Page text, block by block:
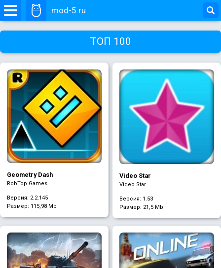
mod-5.ru
ТОП 100
Geometry Dash
RobTop Games
Версия: 2.2.145
Размер: 115,98 Mb
Video Star
Video Star
Версия: 1.53
Размер: 21,5 Mb